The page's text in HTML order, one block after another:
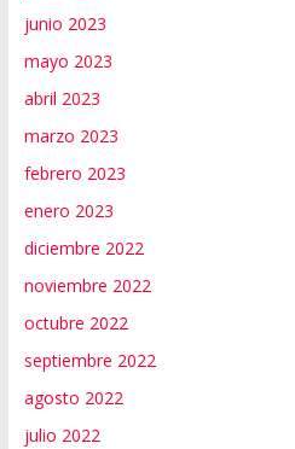
junio 2023
mayo 2023
abril 2023
marzo 2023
febrero 2023
enero 2023
diciembre 2022
noviembre 2022
octubre 2022
septiembre 2022
agosto 2022
julio 2022